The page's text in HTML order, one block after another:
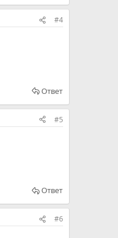
#4
Ответ
#5
Ответ
#6